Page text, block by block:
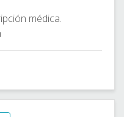
médica.